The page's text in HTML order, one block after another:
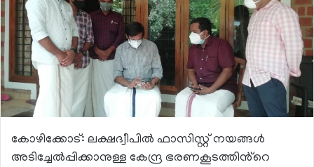
കോഴിക്കോട്: ലക്ഷദ്വീപിൽ ഫാസിസ്റ്റ് നയങ്ങൾ
അടിച്ചേൽപ്പിക്കാനുള്ള കേന്ദ്ര ഭരണകൂടത്തിൻ്റെ